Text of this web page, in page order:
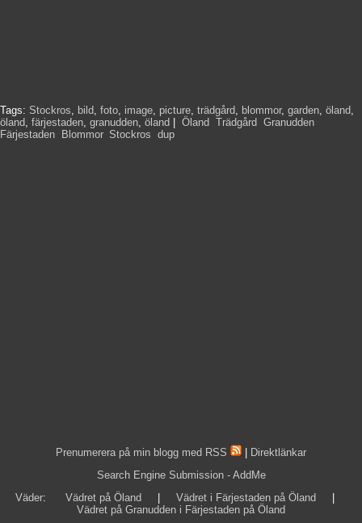
Tags: Stockros, bild, foto, image, picture, trädgård, blommor, garden, öland,
öland, färjestaden, granudden, öland Öland Trädgård Granudden
Färjestaden
Blommor, Stockros dup
Prenumerera på min blogg med RSS
Direktlänkar
Search Engine Submission - AddMe
Väder: Vädret på Öland Vädret i Färjestaden på Öland
Vädret på Granudden i Färjestaden på Öland